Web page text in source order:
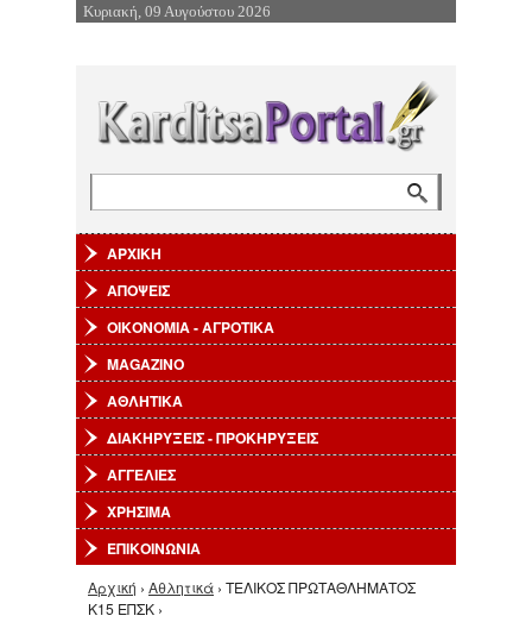
Επιστροφή στην Πλοήγηση
Κυριακή, 09 Αυγούστου 2026
ΑΡΧΙΚΗ
ΑΠΟΨΕΙΣ
ΟΙΚΟΝΟΜΙΑ - ΑΓΡΟΤΙΚΑ
MAGAZINO
ΑΘΛΗΤΙΚΑ
ΔΙΑΚΗΡΥΞΕΙΣ - ΠΡΟΚΗΡΥΞΕΙΣ
ΑΓΓΕΛΙΕΣ
ΧΡΗΣΙΜΑ
ΕΠΙΚΟΙΝΩΝΙΑ
Είστε εδώ
Αρχική › Αθλητικά › ΤΕΛΙΚΟΣ ΠΡΩΤΑΘΛΗΜΑΤΟΣ
Κ15 ΕΠΣΚ ›